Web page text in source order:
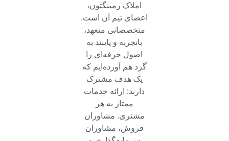
املاک رمینگتون،
اعضای تیم آن است.
متخصصانی متعهد،
باتجربه و پایبند به
اصول حرفه‌ای را
گرد هم آورده‌ایم که
یک هدف مشترک
دارند: ارائه خدمات
ممتاز به هر
مشتری. مشاوران
فروش، مشاوران